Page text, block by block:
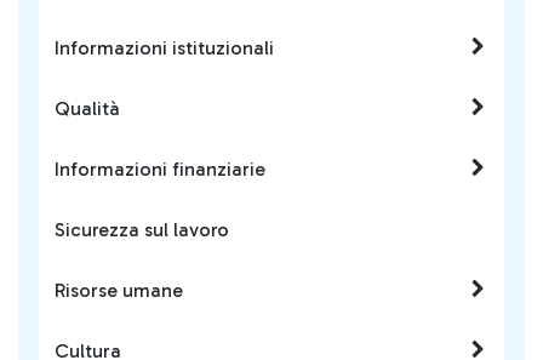
Informazioni istituzionali
Qualità
Informazioni finanziarie
Sicurezza sul lavoro
Risorse umane
Cultura